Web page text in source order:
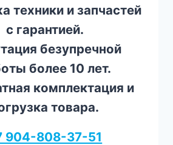
техники и запчастей
с гарантией.
безупречной
более 10 лет.
комплектация и
товара.
904-808-37-51